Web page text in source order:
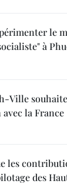
le
à
Ville
la France
les
des